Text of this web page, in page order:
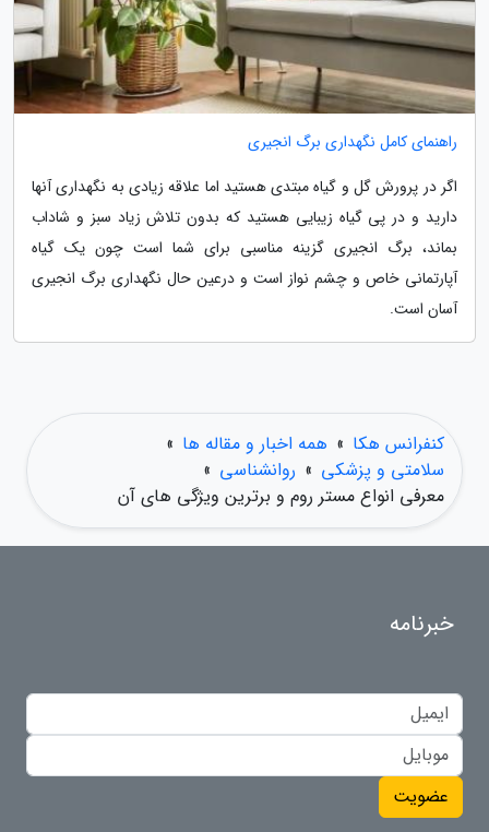
راهنمای کامل نگهداری برگ انجیری
اگر در پرورش گل و گیاه مبتدی هستید اما علاقه زیادی به نگهداری آنها
دارید و در پی گیاه زیبایی هستید که بدون تلاش زیاد سبز و شاداب
بماند، برگ انجیری گزینه مناسبی برای شما است چون یک گیاه
آپارتمانی خاص و چشم نواز است و درعین حال نگهداری برگ انجیری
آسان است.
کنفرانس هکا » همه اخبار و مقاله ها »
سلامتی و پزشکی » روانشناسی »
معرفی انواع مستر روم و برترین ویژگی های آن
خبرنامه
عضویت